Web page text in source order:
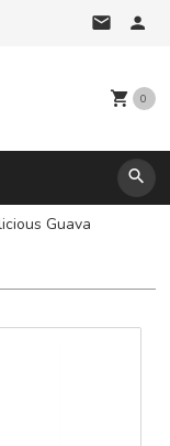
0
Guava